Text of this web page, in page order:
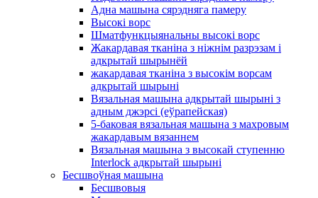
Адна машына сярэдняга памеру
Высокі ворс
Шматфункцыянальны высокі ворс
Жакардавая тканіна з ніжнім разрэзам і
адкрытай шырынёй
жакардавая тканіна з высокім ворсам
адкрытай шырыні
Вязальная машына адкрытай шырыні з
адным джэрсі (еўрапейская)
5-баковая вязальная машына з махровым
жакардавым вязаннем
Вязальная машына з высокай ступенню
Interlock адкрытай шырыні
Бесшвоўная машына
Бесшвовыя